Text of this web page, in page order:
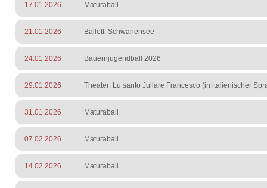
17.01.2026 Maturaball
21.01.2026 Ballett: Schwanensee
24.01.2026 Bauernjugendball 2026
29.01.2026 Theater: Lu santo Jullare Francesco (in italienischer
31.01.2026 Maturaball
07.02.2026 Maturaball
14.02.2026 Maturaball